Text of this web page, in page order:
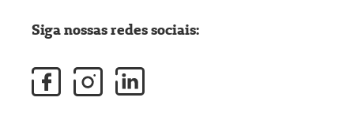
Siga nossas redes sociais: